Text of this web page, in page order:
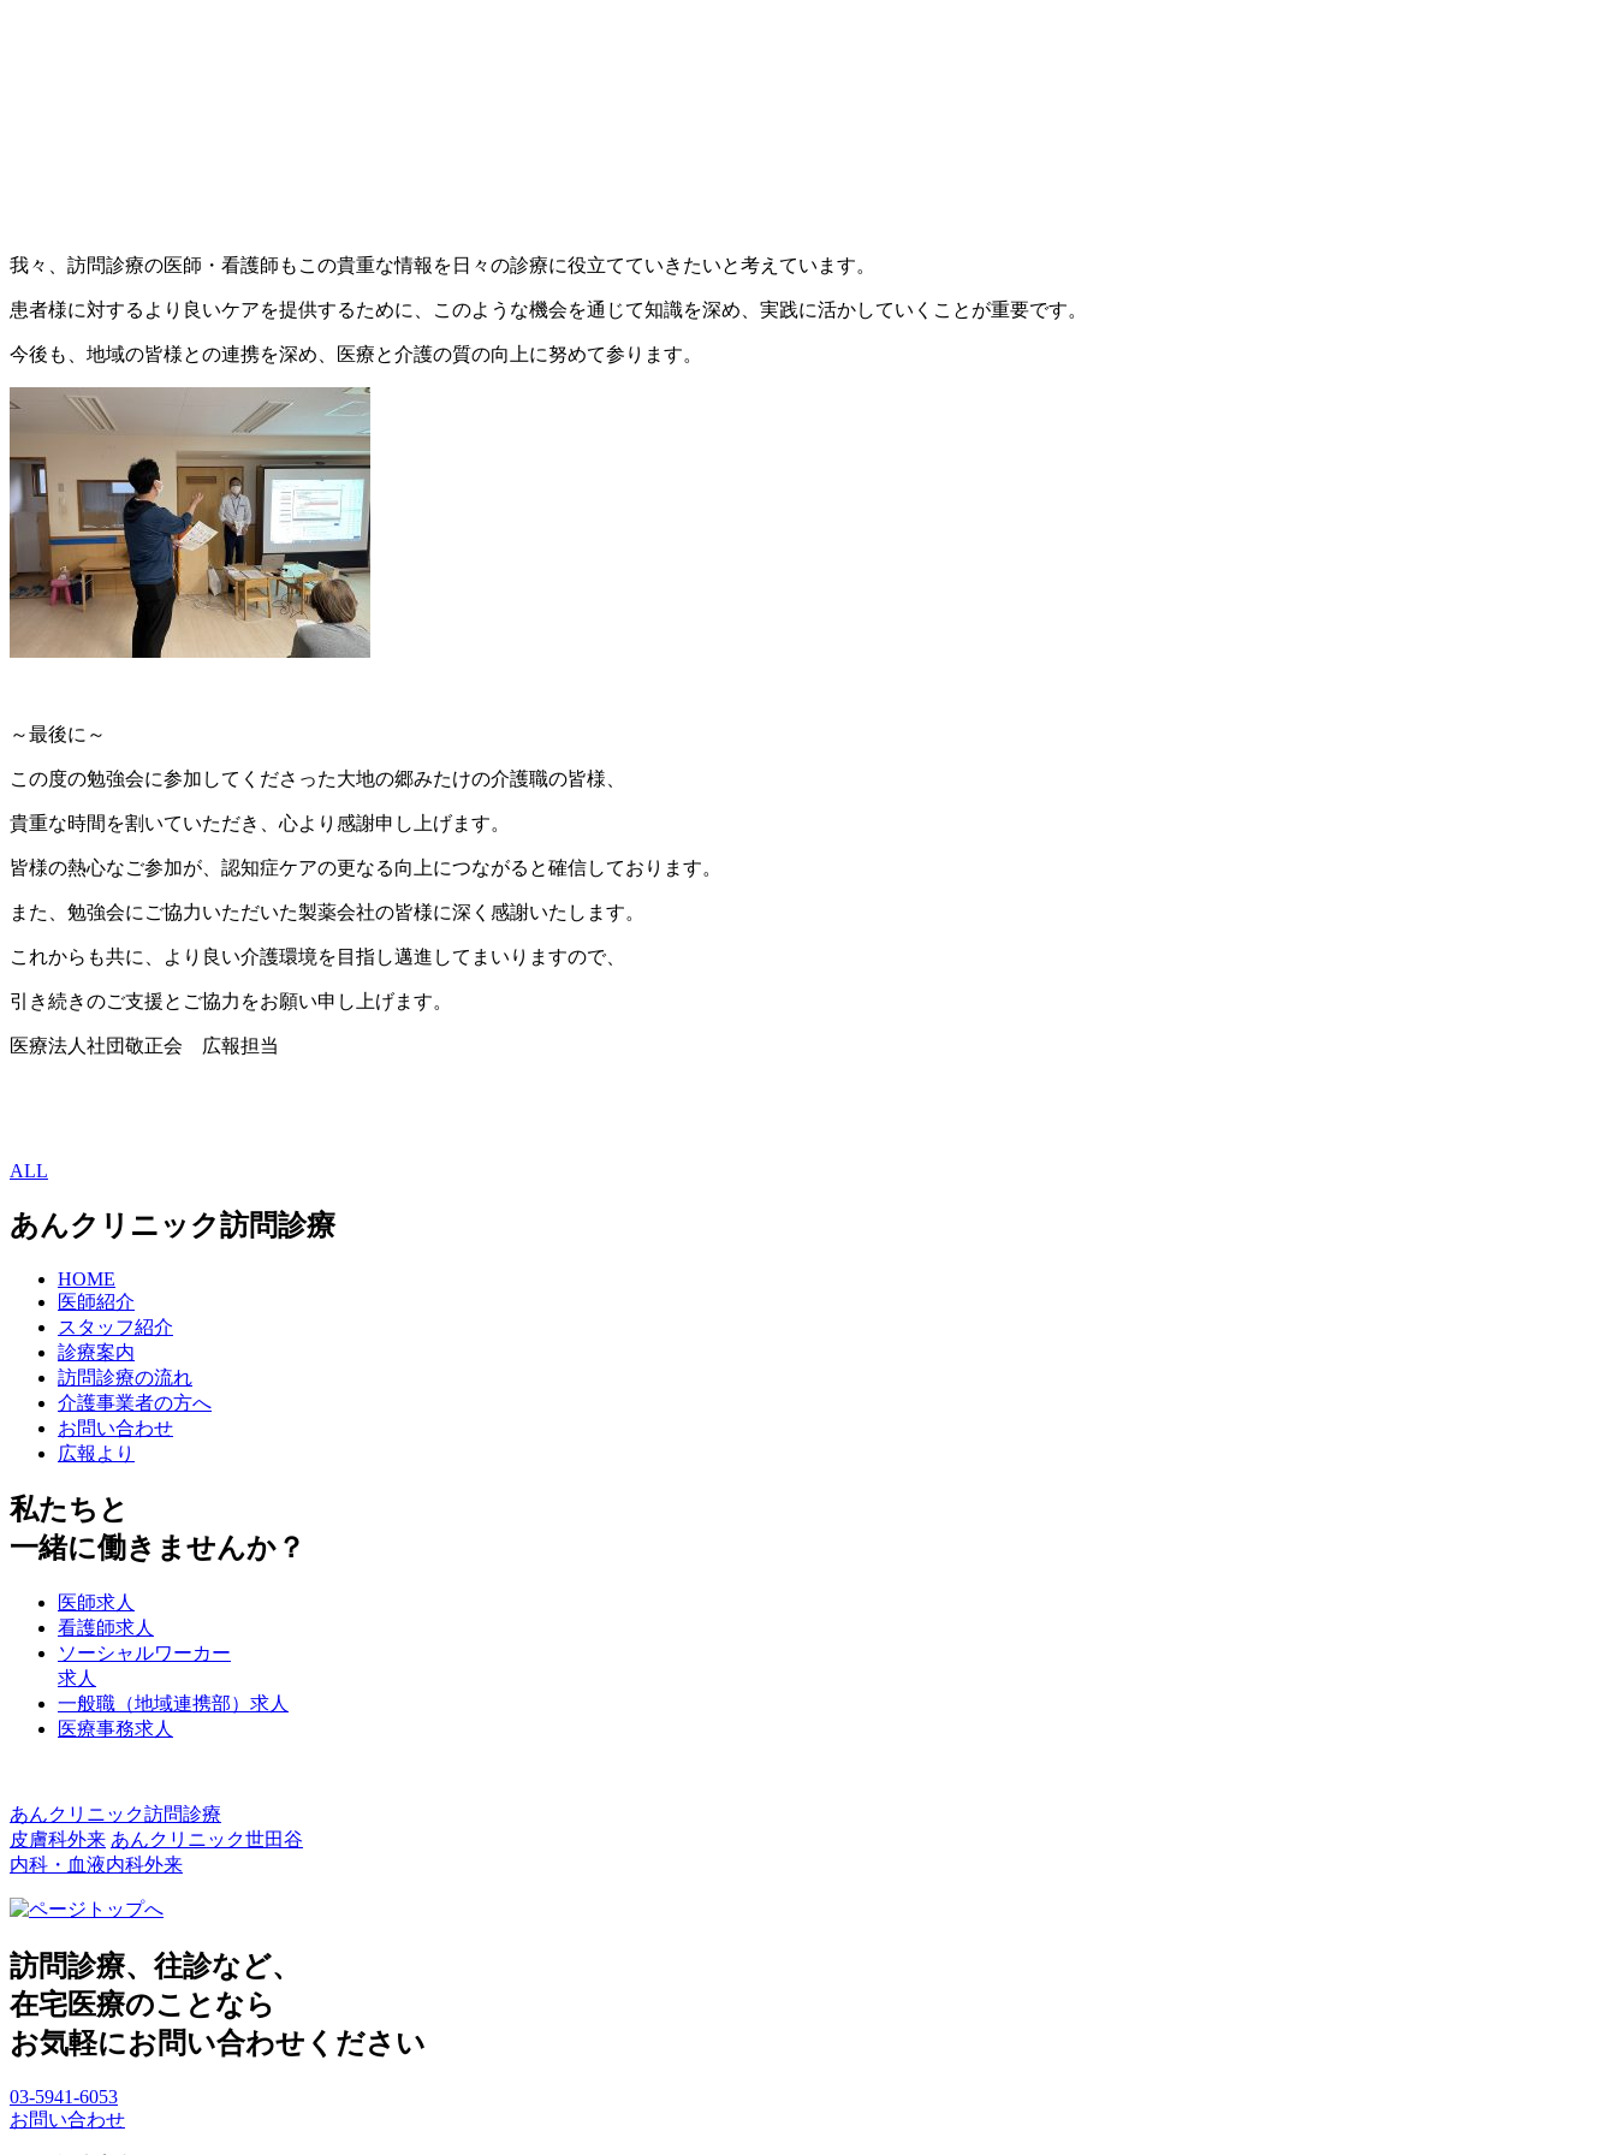
我々、訪問診療の医師・看護師もこの貴重な情報を日々の診療に役立てていきたいと考えています。
患者様に対するより良いケアを提供するために、このような機会を通じて知識を深め、実践に活かしていくことが重要です。
今後も、地域の皆様との連携を深め、医療と介護の質の向上に努めて参ります。
～最後に～
この度の勉強会に参加してくださった大地の郷みたけの介護職の皆様、
貴重な時間を割いていただき、心より感謝申し上げます。
皆様の熱心なご参加が、認知症ケアの更なる向上につながると確信しております。
また、勉強会にご協力いただいた製薬会社の皆様に深く感謝いたします。
これからも共に、より良い介護環境を目指し邁進してまいりますので、
引き続きのご支援とご協力をお願い申し上げます。
医療法人社団敬正会 広報担当
ALL
あんクリニック訪問診療
HOME
医師紹介
スタッフ紹介
診療案内
訪問診療の流れ
介護事業者の方へ
お問い合わせ
広報より
私たちと
一緒に働きませんか？
医師求人
看護師求人
ソーシャルワーカー
求人
一般職（地域連携部）求人
医療事務求人
あんクリニック訪問診療
皮膚科外来 あんクリニック世田谷
内科・血液内科外来
訪問診療、往診など、
在宅医療のことなら
お気軽にお問い合わせください
03-5941-6053
お問い合わせ